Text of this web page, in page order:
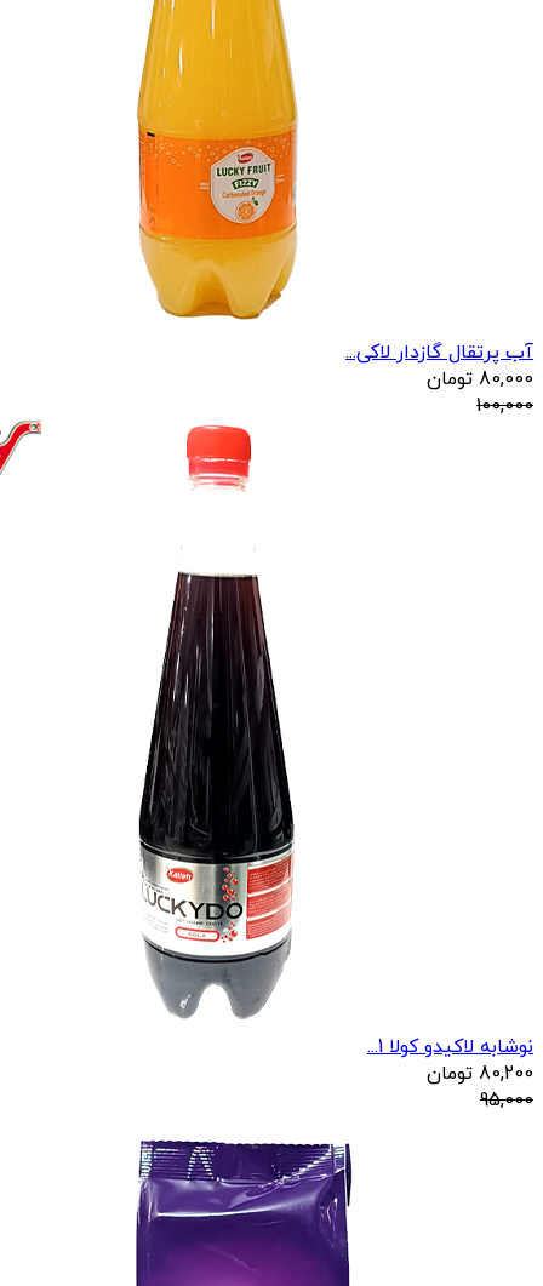
آب پرتقال گازدار لاکی...
80,000 تومان
100,000
نوشابه لاکیدو کولا 1...
80,200 تومان
95,000